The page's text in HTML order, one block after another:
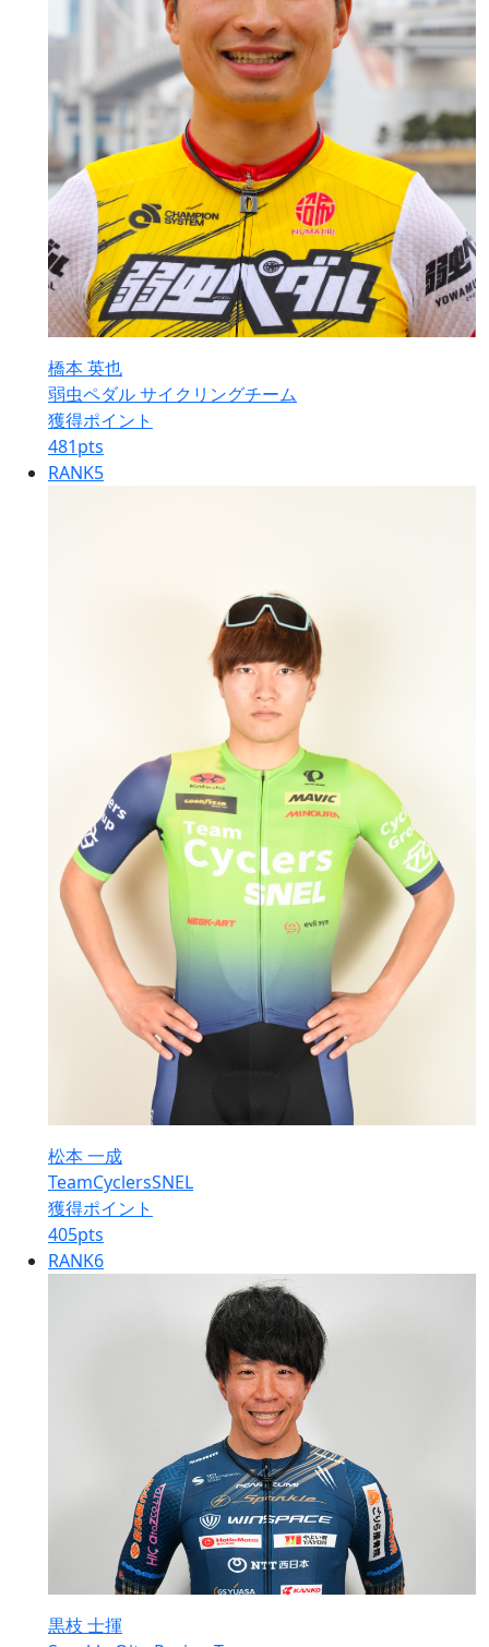
橋本 英也
弱虫ペダル サイクリングチーム
獲得ポイント
481pts
RANK5
松本 一成
TeamCyclersSNEL
獲得ポイント
405pts
RANK6
黒枝 士揮